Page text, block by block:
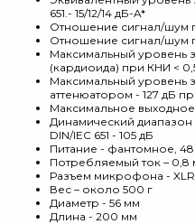
651.- 15/12/14 дБ-A*
Отношение сигнал/шум
Отношение сигнал/шум
Максимальный уровень
(кардиоида) при КНИ <
Максимальный уровень
аттенюатором - 127 дБ
Максимальное
Динамический
DIN/IEC 651 - 105 дБ
Питание - фантомное,
Потребляемый ток – 0,8
Разъем микрофона -
Вес – около 500 г
Диаметр - 56 мм
Длина - 200 мм